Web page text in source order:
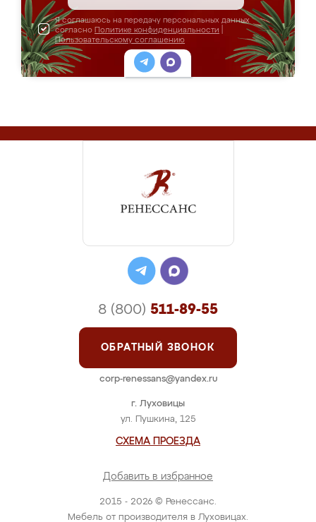
Я соглашаюсь на передачу персональных данных
согласно Политике конфиденциальности
Пользовательскому соглашению
2015 - 2026 © Ренессанс.
Мебель от производителя в Луховицах.
г. Луховицы
ул. Пушкина, 125
СХЕМА ПРОЕЗДА
Добавить в избранное
8 (800) 511-89-55
ОБРАТНЫЙ ЗВОНОК
corp-renessans@yandex.ru